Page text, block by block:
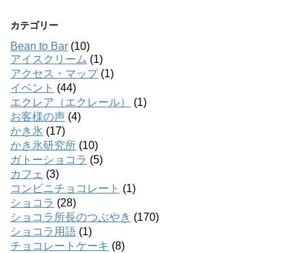
カテゴリー
Bean to Bar (10)
アイスクリーム (1)
アクセス・マップ(1)
イベント (44)
エクレア（エクレール）
(1)
お客様の声 (4)
かき氷 (17)
かき氷研究所 (10)
ガトーショコラ (5)
カフェ (3)
コンビニチョコレート (1)
ショコラ (28)
ショコラ所長のつぶやき (170)
ショコラ用語 (1)
チョコレートケーキ (8)